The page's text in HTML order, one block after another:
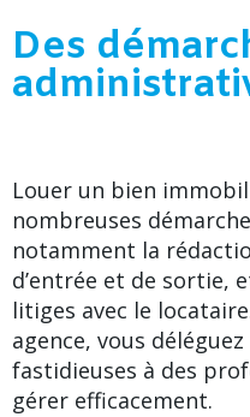
Des
Louer un bien
nombreuses
notamment la
d’entrée et de sortie,
litiges avec le
agence, vous
fastidieuses à des
gérer efficacement.